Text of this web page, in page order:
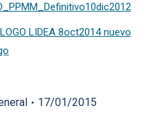
LIDEA 8oct2014 nuevo
17/01/2015